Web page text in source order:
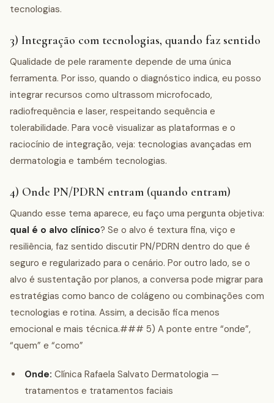
tecnologias.
3) Integração com tecnologias, quando faz sentido
Qualidade de pele raramente depende de uma única
ferramenta. Por isso, quando o diagnóstico indica, eu posso
integrar recursos como ultrassom microfocado,
radiofrequência e laser, respeitando sequência e
tolerabilidade. Para você visualizar as plataformas e o
raciocínio de integração, veja: tecnologias avançadas em
dermatologia e também tecnologias.
4) Onde PN/PDRN entram (quando entram)
Quando esse tema aparece, eu faço uma pergunta objetiva:
qual é o alvo clínico? Se o alvo é textura fina, viço e
resiliência, faz sentido discutir PN/PDRN dentro do que é
seguro e regularizado para o cenário. Por outro lado, se o
alvo é sustentação por planos, a conversa pode migrar para
estratégias como banco de colágeno ou combinações com
tecnologias e rotina. Assim, a decisão fica menos
emocional e mais técnica.### 5) A ponte entre “onde”,
“quem” e “como”
Onde: Clínica Rafaela Salvato Dermatologia —
tratamentos e tratamentos faciais